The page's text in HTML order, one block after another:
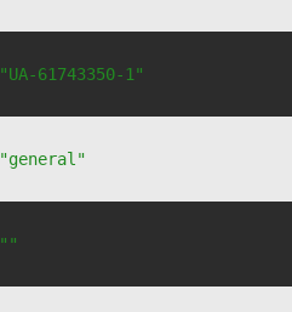
"UA-61743350-1"
"general"
""